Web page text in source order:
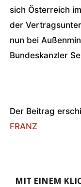
sich Österreich
der
nun bei
Bundeskanzler
Der Beitrag
FRANZ
MIT EINEM